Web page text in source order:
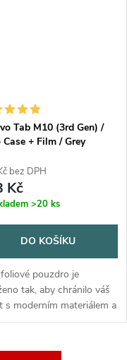
Tab M10 (3rd Gen) /
Case + Film / Grey
bez DPH
Kč
>20 ks
DO KOŠÍKU
pouzdro je
tak, aby chránilo váš
s moderním materiálem a
stylem. Pouzdro má
sledovat v